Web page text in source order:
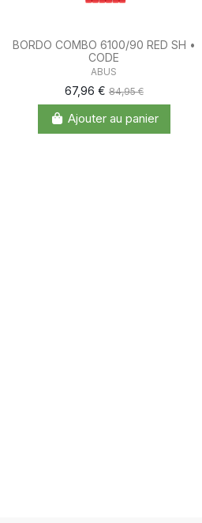
BORDO COMBO 6100/90 RED SH •
CODE
ABUS
67,96 € 84,95 €
Ajouter au panier